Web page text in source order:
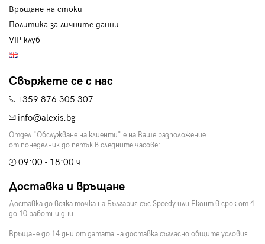
Връщане на стоки
Политика за личните данни
VIP клуб
Свържете се с нас
+359 876 305 307
info@alexis.bg
Отдел "Обслужване на клиенти" е на Ваше разположение
от понеделник до петък в следните часове:
09:00 - 18:00 ч.
Доставка и връщане
Доставка до всяка точка на България със Speedy или Еконт в срок от 4
до 10 работни дни.
Връщане до 14 дни от датата на доставка съгласно общите условия.